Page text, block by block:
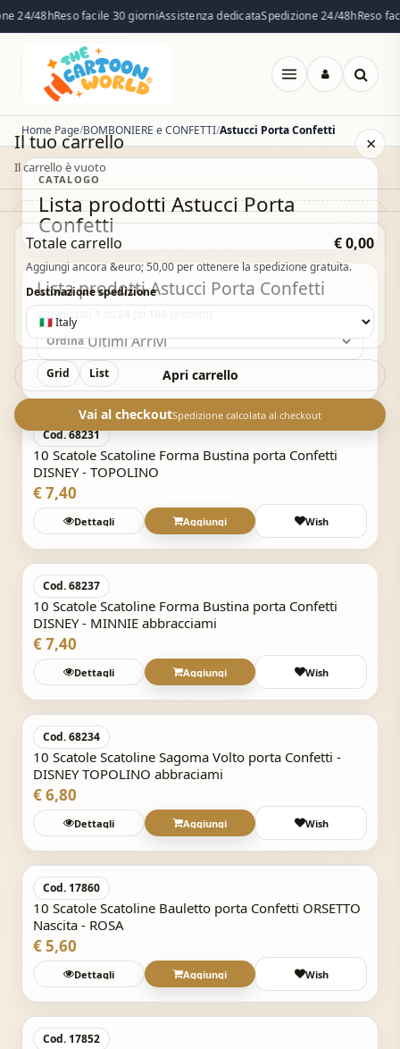
24/48hReso facile 30 giorniAssistenza dedicataSpedizione 24/48hReso
Apri
Il tuo carrello
Il carrello è vuoto
×
Il carrello è vuoto. Esplora il catalogo e aggiungi i
Vai al catalogo
Totale carrello € 0,00
Aggiungi ancora &euro; 50,00 per ottenere la spedizione gratuita.
Destinazione spedizione
Apri carrello
Vai al checkoutSpedizione calcolata al checkout
Home Page BOMBONIERE e CONFETTI Astucci Porta Confetti
CATALOGO
Lista prodotti Astucci Porta
Confetti
Lista prodotti Astucci Porta Confetti
Visualizzati
Ordina
Grid
List
Acquisto Veloce
Cod. 68231
10 Scatole Scatoline Forma Bustina porta Confetti
DISNEY - TOPOLINO
€ 7,40
Dettagli Aggiungi Wish
Acquisto Veloce
Cod. 68237
10 Scatole Scatoline Forma Bustina porta Confetti
DISNEY - MINNIE abbracciami
€ 7,40
Dettagli Aggiungi Wish
Acquisto Veloce
Cod. 68234
10 Scatole Scatoline Sagoma Volto porta Confetti -
DISNEY TOPOLINO abbraciami
€ 6,80
Dettagli Aggiungi Wish
Acquisto Veloce
Cod. 17860
10 Scatole Scatoline Bauletto porta Confetti ORSETTO
Nascita - ROSA
€ 5,60
Dettagli Aggiungi Wish
Acquisto Veloce
Cod. 17852